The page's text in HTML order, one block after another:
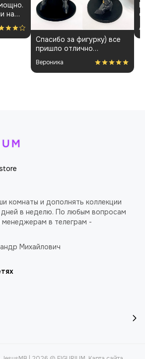
на
Спасибо за фигурку) все
пришло отлично
упакованным. Отдельная
благодарность за
покраску модели.
Вероника
комнаты и дополнять коллекции
в неделю. По любым вопросам
в телеграм -
Михайлович